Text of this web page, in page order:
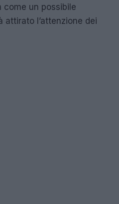
come un possibile
attirato l’attenzione dei